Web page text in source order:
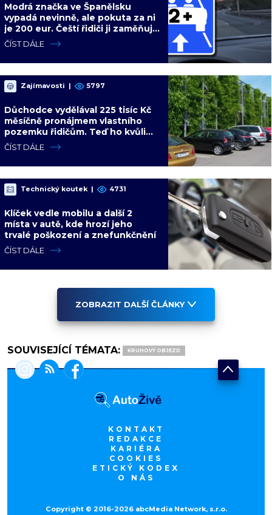
Modrá značka ve Španělsku
vypadá nevinně, ale pokuta za ni
je 200 eur. Čeští řidiči ji zaměňují
za informační ceduli
ČÍST DÁLE
Zajímavosti | 5797
Důchodce vydělával 225 tisíc Kč
měsíčně pronájmem vlastního
pozemku řidičům. Teď ho kvůli
tomu čeká soud
ČÍST DÁLE
Technický koutek | 4731
Klíček vedle mobilu a další 2
místa v autě, kde hrozí jeho
trvalé poškození a znefunkčnění
ČÍST DÁLE
ZOBRAZIT DALŠÍ ČLÁNKY
SOUVISEJÍCÍ TÉMATA: KRUHOVÝ OBJEZD
KONTAKT
REDAKCE
KARIÉRA
COOKIES
ETICKÝ KODEX
O NÁS
Copyright © 2016-2026 abcMedia Network, s.r.o.